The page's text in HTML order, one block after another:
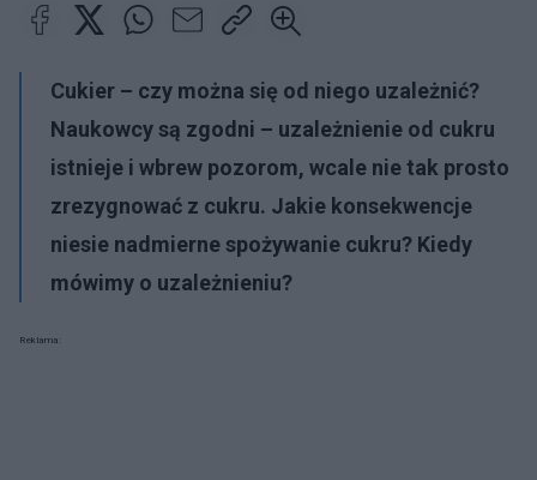
Cukier – czy można się od niego uzależnić?
Naukowcy są zgodni – uzależnienie od cukru
istnieje i wbrew pozorom, wcale nie tak prosto
zrezygnować z cukru. Jakie konsekwencje
niesie nadmierne spożywanie cukru? Kiedy
mówimy o uzależnieniu?
Reklama: